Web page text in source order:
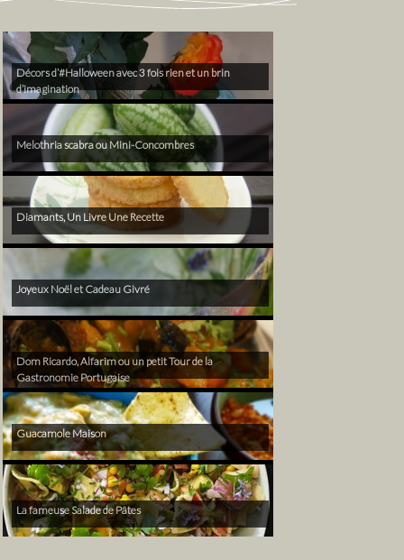
Décors d’#Halloween avec 3 fois rien et un brin
d’imagination
Melothria scabra ou Mini-Concombres
Diamants, Un Livre Une Recette
Joyeux Noël et Cadeau Givré
Dom Ricardo, Alfarim ou un petit Tour de la
Gastronomie Portugaise
Guacamole Maison
La fameuse Salade de Pâtes